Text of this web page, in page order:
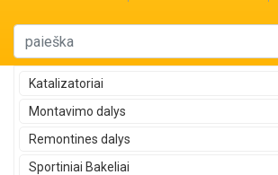
Katalizatoriai
Montavimo dalys
Remontines dalys
Sportiniai Bakeliai